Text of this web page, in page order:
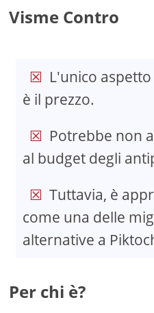
Visme Contro
L'unico
è il prezzo.
Potrebbe non
al budget degli
Tuttavia, è
come una delle
alternative a
Per chi è?